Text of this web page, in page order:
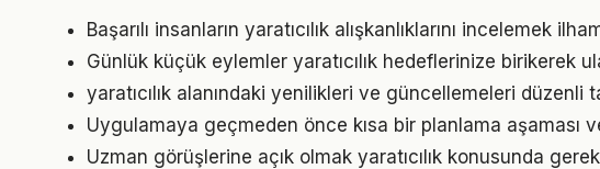
Başarılı insanların yaratıcılık alışkanlıklarını incelemek
Günlük küçük eylemler yaratıcılık hedeflerinize birikerek
yaratıcılık alanındaki yenilikleri ve güncellemeleri düzenli
Uygulamaya geçmeden önce kısa bir planlama aşaması
Uzman görüşlerine açık olmak yaratıcılık konusunda